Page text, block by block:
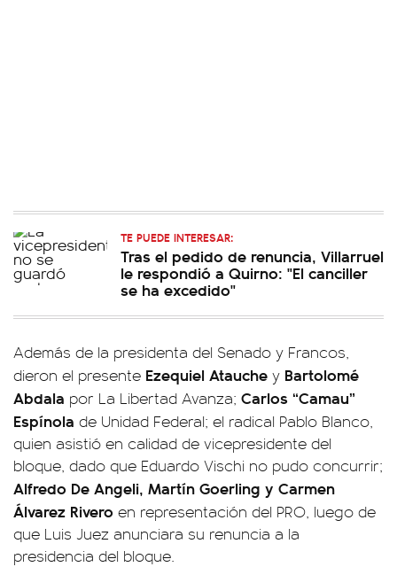
TE PUEDE INTERESAR:
Tras el pedido de renuncia, Villarruel
le respondió a Quirno: "El canciller
se ha excedido"
Además de la presidenta del Senado y Francos,
dieron el presente Ezequiel Atauche y Bartolomé
Abdala por La Libertad Avanza; Carlos “Camau”
Espínola de Unidad Federal; el radical Pablo Blanco,
quien asistió en calidad de vicepresidente del
bloque, dado que Eduardo Vischi no pudo concurrir;
Alfredo De Angeli, Martín Goerling y Carmen
Álvarez Rivero en representación del PRO, luego de
que Luis Juez anunciara su renuncia a la
presidencia del bloque.